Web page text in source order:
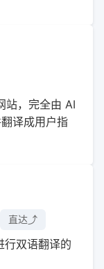
站，完全由 AI
译成用户指
直达⤴︎
双语翻译的